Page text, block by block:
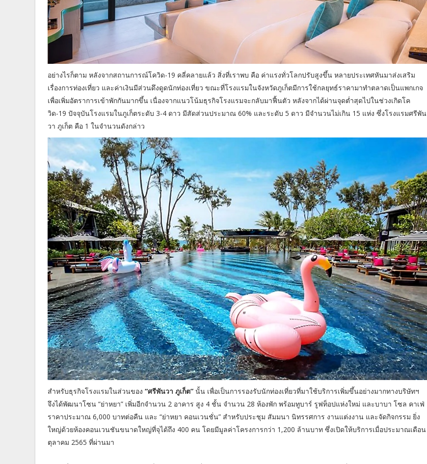
อย่างไรก็ตาม หลังจากสถานการณ์โควิด-19 คลี่คลายแล้ว สิ่งที่เราพบ คือ ค่าแรงทั่วโลกปรับสูงขึ้น หลายประเทศหันมาส่งเสริม
เรื่องการท่องเที่ยว และค่าเงินมีส่วนดึงดูดนักท่องเที่ยว ขณะที่โรงแรมในจังหวัดภูเก็ตมีการใช้กลยุทธ์ราคามาทำตลาดเป็นแพกเกจ
เพื่อเพิ่มอัตราการเข้าพักกันมากขึ้น เนื่องจากแนวโน้มธุรกิจโรงแรมจะกลับมาฟื้นตัว หลังจากได้ผ่านจุดต่ำสุดไปในช่วงเกิดโค
วิด-19 ปัจจุบันโรงแรมในภูเก็ตระดับ 3-4 ดาว มีสัดส่วนประมาณ 60% และระดับ 5 ดาว มีจำนวนไม่เกิน 15 แห่ง ซึ่งโรงแรมศรีพัน
วา ภูเก็ต คือ 1 ในจำนวนดังกล่าว
สำหรับธุรกิจโรงแรมในส่วนของ “ศรีพันวา ภูเก็ต” นั้น เพื่อเป็นการรองรับนักท่องเที่ยวที่มาใช้บริการเพิ่มขึ้นอย่างมากทางบริษัทฯ
จึงได้พัฒนาโซน “ย่าหยา” เพิ่มอีกจำนวน 2 อาคาร สูง 4 ชั้น จำนวน 28 ห้องพัก พร้อมทูบาร์ รูฟท็อปแห่งใหม่ และบาบา โซล คาเฟ่
ราคาประมาณ 6,000 บาทต่อคืน และ “ย่าหยา คอนเวนชั่น” สำหรับประชุม สัมมนา นิทรรศการ งานแต่งงาน และจัดกิจกรรม ยิ่ง
ใหญ่ด้วยห้องคอนเวนชันขนาดใหญ่ที่จุได้ถึง 400 คน โดยมีมูลค่าโครงการกว่า 1,200 ล้านบาท ซึ่งเปิดให้บริการเมื่อประมาณเดือน
ตุลาคม 2565 ที่ผ่านมา